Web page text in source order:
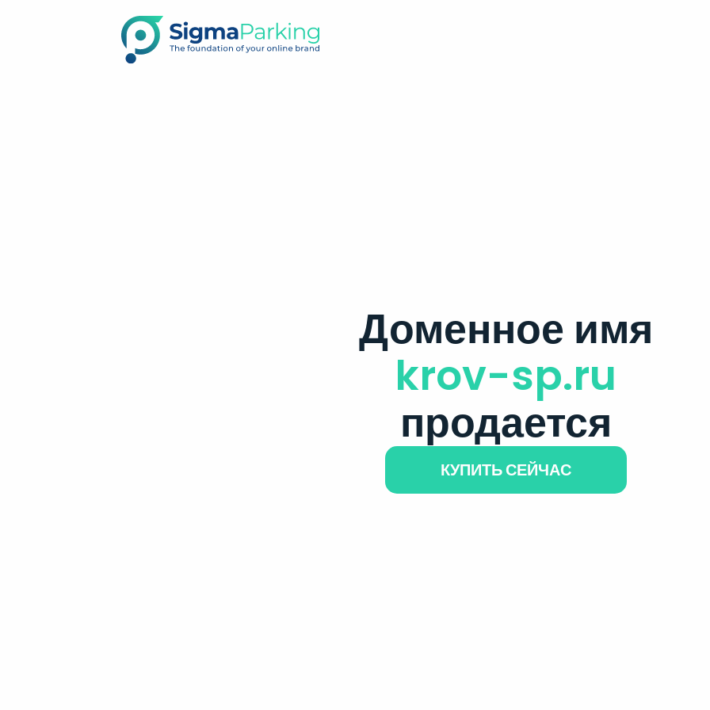
Доменное имя
krov-sp.ru
продается
КУПИТЬ СЕЙЧАС